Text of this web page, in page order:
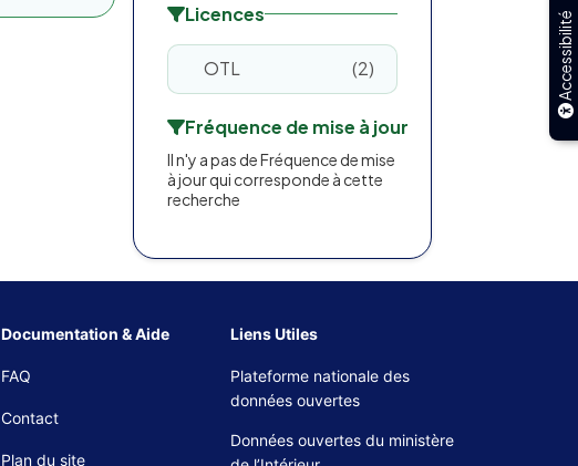
Accessibilité
Licences
OTL 2
Fréquence de mise à jour
Il n'y a pas de Fréquence de mise
à jour qui corresponde à cette
recherche
Documentation & Aide
FAQ
Contact
Plan du site
Liens Utiles
Plateforme nationale des
données ouvertes
Données ouvertes du ministère